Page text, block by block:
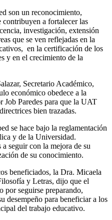
son un reconocimiento,
a fortalecer las
investigación, extensión
que se ven reflejadas en la
en la certificación de los
y en el crecimiento de la
Secretario Académico,
económico obedece a la
Job Paredes para que la UAT
bien trazadas.
se hace bajo la reglamentación
y de la Universidad.
seguir con la mejora de su
de su conocimiento.
beneficiados, la Dra. Micaela
y Letras, dijo que el
por seguirse preparando,
desempeño para beneficiar a los
del trabajo educativo.